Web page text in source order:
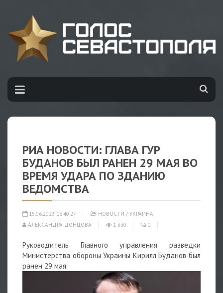
РИА НОВОСТИ: ГЛАВА ГУР
БУДАНОВ БЫЛ РАНЕН 29 МАЯ ВО
ВРЕМЯ УДАРА ПО ЗДАНИЮ
ВЕДОМСТВА
15.06.2023 18:40:27 НОВОСТИ / УКРАИНА
АЛЕКСАНДРА ДОНЦОВА
1 330 0
Руководитель Главного управления разведки
Министерства обороны Украины Кирилл Буданов был
ранен 29 мая.